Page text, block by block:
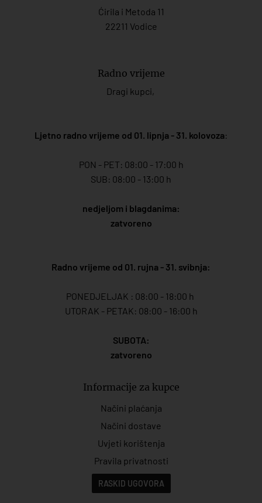
Ćirila i Metoda 11
22211 Vodice
Radno vrijeme
Dragi kupci,
Ljetno radno vrijeme od 01. lipnja - 31. kolovoza:
PON - PET: 08:00 - 17:00 h
SUB: 08:00 - 13:00 h
nedjeljom i blagdanima:
zatvoreno
Radno vrijeme od 01. rujna - 31. svibnja:
PONEDJELJAK : 08:00 - 18:00 h
UTORAK - PETAK: 08:00 - 16:00 h
SUBOTA:
zatvoreno
Informacije za kupce
Načini plaćanja
Načini dostave
Uvjeti korištenja
Pravila privatnosti
RASKID UGOVORA